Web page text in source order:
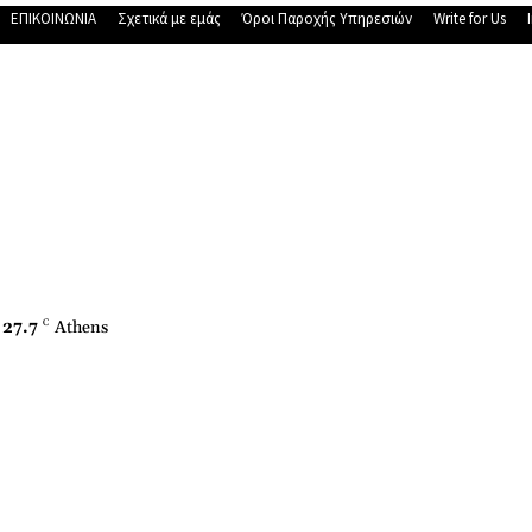
ΕΠΙΚΟΙΝΩΝΙΑ Σχετικά με εμάς Όροι Παροχής Υπηρεσιών Write for Us
27.7 C Athens